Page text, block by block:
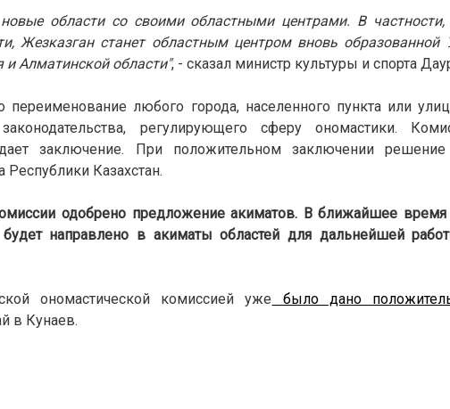
новые области со своими областными центрами. В
Жезказган станет областным центром вновь образованной
и Алматинской области", - сказал министр культуры и спорта
переименование любого города, населенного пункта или
регулирующего сферу ономастики.
заключение. При положительном заключении
Казахстан.
одобрено предложение акиматов. В ближайшее время
направлено в акиматы областей для дальнейшей
ономастической комиссией уже было дано
в Кунаев.